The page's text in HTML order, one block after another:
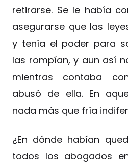
retirarse. Se le había
asegurarse que las
y tenía el poder para
las rompían, y aun así
mientras contaba
abusó de ella. En
nada más que fría
¿En dónde habían
todos los abogados